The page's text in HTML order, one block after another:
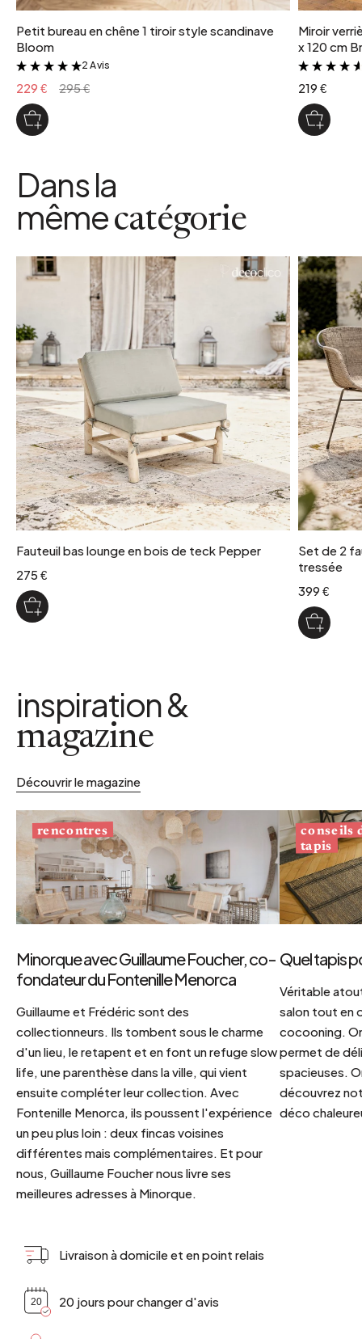
Petit bureau en chêne 1 tiroir style scandinave
Bloom
&
2 Avis
229 € 295 €
Miroir
x 120 cm
219 €
Dans la
mêmecatégorie
Fauteuil bas lounge en bois de teck Pepper
275 €
Set de 2
tressée
399 €
inspiration &
magazine
Découvrir le magazine
rencontres
Minorque avec Guillaume Foucher, co-
fondateur du Fontenille Menorca
Guillaume et Frédéric sont des
collectionneurs. Ils tombent sous le charme
d'un lieu, le retapent et en font un refuge slow
life, une parenthèse dans la ville, qui vient
ensuite compléter leur collection. Avec
Fontenille Menorca, ils poussent l'expérience
un peu plus loin : deux fincas voisines
différentes mais complémentaires. Et pour
nous, Guillaume Foucher nous livre ses
meilleures adresses à Minorque.
conseils
tapis
Quel tapis
Véritable
salon tout en
cocooning.
permet de
spacieuses.
découvrez
déco
Livraison à domicile et en point relais
20 jours pour changer d'avis